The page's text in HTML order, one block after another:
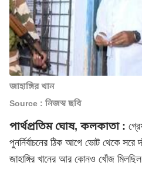
জাহাঙ্গির খান
Source : নিজস্ব ছবি
পার্থপ্রতিম ঘোষ, কলকাতা :
পুনর্নির্বাচনের ঠিক আগে ভোট থেকে সরে
জাহাঙ্গির খানের আর কোনও খোঁজ